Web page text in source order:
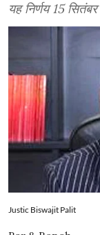
यह निर्णय 15
Justic Biswajit Palit